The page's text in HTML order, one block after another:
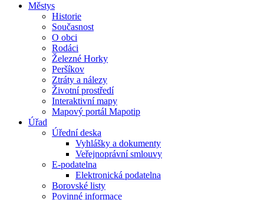
Městys
Historie
Současnost
O obci
Rodáci
Železné Horky
Peršíkov
Ztráty a nálezy
Životní prostředí
Interaktivní mapy
Mapový portál Mapotip
Úřad
Úřední deska
Vyhlášky a dokumenty
Veřejnoprávní smlouvy
E-podatelna
Elektronická podatelna
Borovské listy
Povinné informace